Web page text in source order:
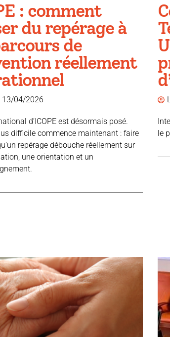
: comment
du repérage à
de
réellement
13/04/2026
d’ICOPE est désormais posé.
difficile commence maintenant : faire
repérage débouche réellement sur
une orientation et un
le